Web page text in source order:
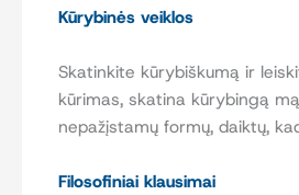
Kūrybinės veiklos
Skatinkite kūrybiškumą ir
kūrimas, skatina kūrybingą
nepažįstamų formų, daiktų,
Filosofiniai klausimai